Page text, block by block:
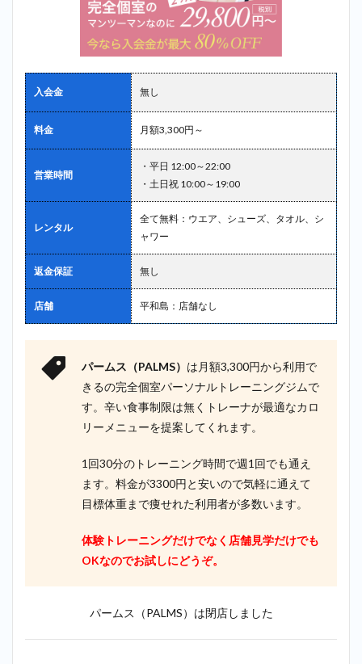
入会金 無し
料金 月額3,300円～
営業時間
・平日 12:00～22:00
・土日祝 10:00～19:00
レンタル
全て無料：ウエア、シューズ、タオル、シ
ャワー
返金保証 無し
店舗 平和島：店舗なし
パームス（PALMS） は月額3,300円から利用で
きるの完全個室パーソナルトレーニングジムで
す。辛い食事制限は無くトレーナが最適なカロ
リーメニューを提案してくれます。
1回30分のトレーニング時間で週1回でも通え
ます。料金が3300円と安いので気軽に通えて
目標体重まで痩せれた利用者が多数います。
体験トレーニングだけでなく店舗見学だけでも
OKなのでお試しにどうぞ。
パームス（PALMS）は閉店しました